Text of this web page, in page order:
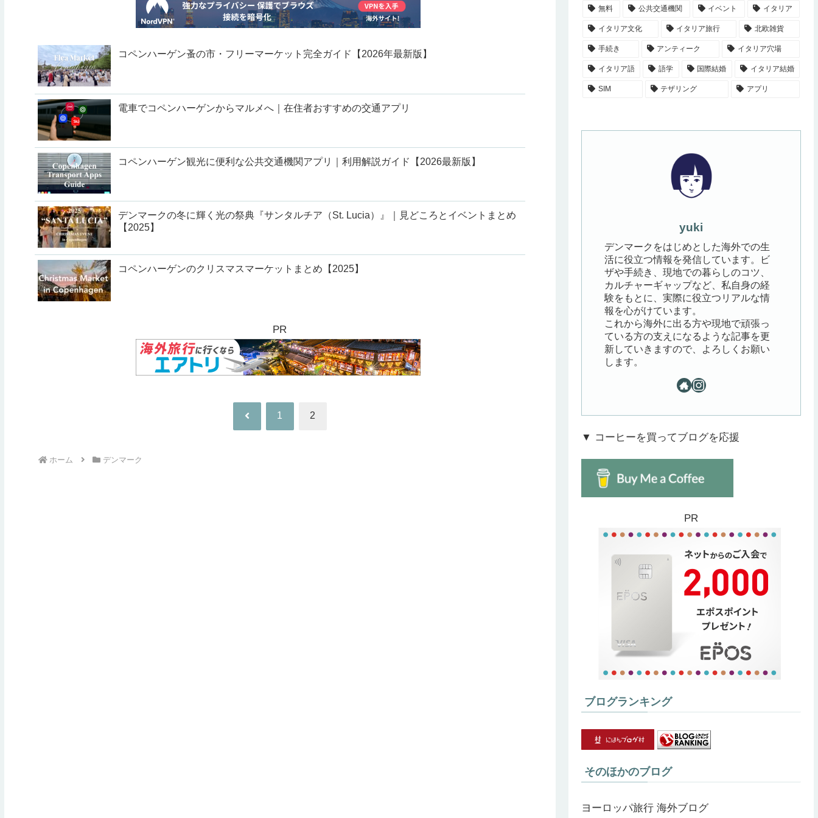
コペンハーゲン蚤の市・フリーマーケット完全ガイド【2026年最新版】
電車でコペンハーゲンからマルメへ｜在住者おすすめの交通アプリ
コペンハーゲン観光に便利な公共交通機関アプリ｜利用解説ガイド【2026最新版】
デンマークの冬に輝く光の祭典『サンタルチア（St. Lucia）』｜見どころとイベントまとめ
【2025】
コペンハーゲンのクリスマスマーケットまとめ【2025】
PR
前 1 2
ホーム デンマーク
無料 公共交通機関 イベント イタリア
イタリア文化 イタリア旅行 北欧雑貨
手続き アンティーク イタリア穴場
イタリア語 語学 国際結婚 イタリア結婚
SIM テザリング アプリ
yuki
デンマークをはじめとした海外での生
活に役立つ情報を発信しています。ビ
ザや手続き、現地での暮らしのコツ、
カルチャーギャップなど、私自身の経
験をもとに、実際に役立つリアルな情
報を心がけています。
これから海外に出る方や現地で頑張っ
ている方の支えになるような記事を更
新していきますので、よろしくお願い
します。
▼ コーヒーを買ってブログを応援
PR
ブログランキング
そのほかのブログ
ヨーロッパ旅行海外ブログ